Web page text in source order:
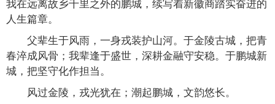
人生篇章。
父辈生于风雨，一身戎装护山河。于金陵古城，把青
春淬成风骨；我辈逢于盛世，深耕金融守安稳。于鹏城新
城，把坚守化作担当。
风过金陵，戎光犹在；潮起鹏城，文韵悠长。